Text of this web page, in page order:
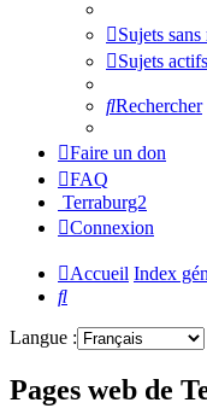
Sujets sans
Sujets actifs
Rechercher
Faire un don
FAQ
Terraburg2
Connexion
Accueil Index
Rechercher
Langue :
Pages web de